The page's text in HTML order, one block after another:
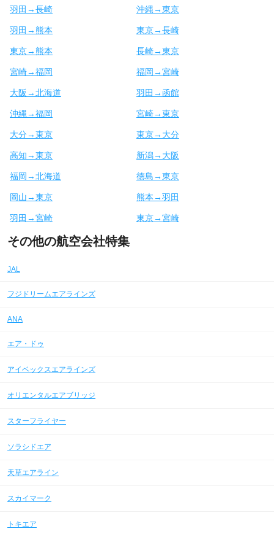
羽田→長崎 沖縄→東京
羽田→熊本 東京→長崎
東京→熊本 長崎→東京
宮崎→福岡 福岡→宮崎
大阪→北海道 羽田→函館
沖縄→福岡 宮崎→東京
大分→東京 東京→大分
高知→東京 新潟→大阪
福岡→北海道 徳島→東京
岡山→東京 熊本→羽田
羽田→宮崎 東京→宮崎
その他の航空会社特集
JAL
フジドリームエアラインズ
ANA
エア・ドゥ
アイベックスエアラインズ
オリエンタルエアブリッジ
スターフライヤー
ソラシドエア
天草エアライン
スカイマーク
トキエア